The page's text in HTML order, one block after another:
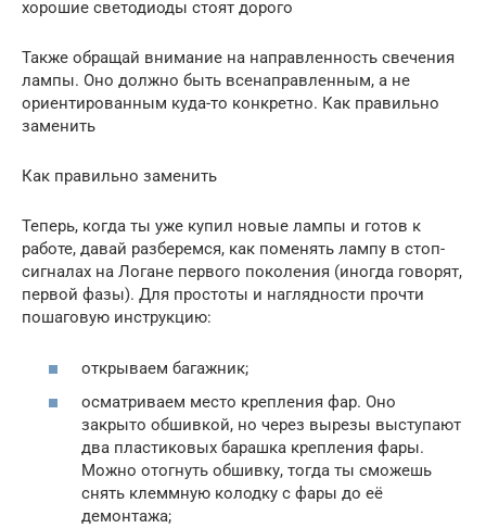
хорошие светодиоды стоят дорого
Также обращай внимание на направленность свечения
лампы. Оно должно быть всенаправленным, а не
ориентированным куда-то конкретно. Как правильно
заменить
Как правильно заменить
Теперь, когда ты уже купил новые лампы и готов к
работе, давай разберемся, как поменять лампу в стоп-
сигналах на Логане первого поколения (иногда говорят,
первой фазы). Для простоты и наглядности прочти
пошаговую инструкцию:
открываем багажник;
осматриваем место крепления фар. Оно
закрыто обшивкой, но через вырезы выступают
два пластиковых барашка крепления фары.
Можно отогнуть обшивку, тогда ты сможешь
снять клеммную колодку с фары до её
демонтажа;